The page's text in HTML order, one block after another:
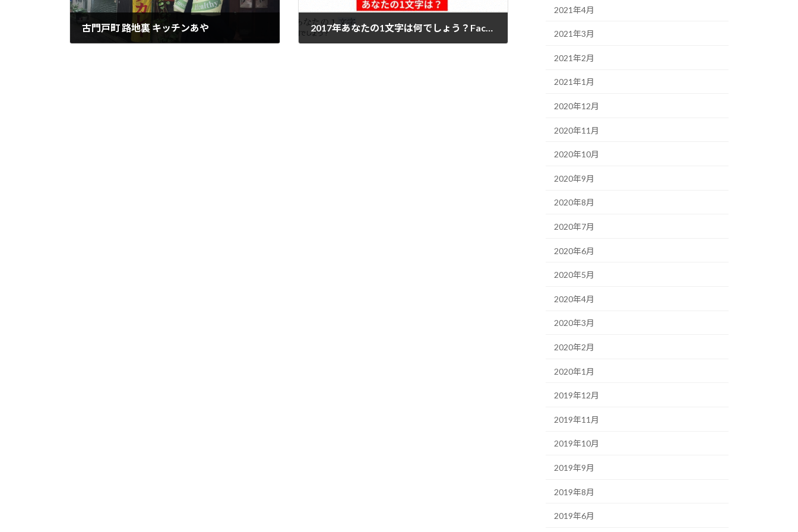
古門戸町 路地裏 キッチンあや 2017年あなたの1文字は何でしょう？FaceBookより！
2021年4月
2021年3月
2021年2月
2021年1月
2020年12月
2020年11月
2020年10月
2020年9月
2020年8月
2020年7月
2020年6月
2020年5月
2020年4月
2020年3月
2020年2月
2020年1月
2019年12月
2019年11月
2019年10月
2019年9月
2019年8月
2019年6月